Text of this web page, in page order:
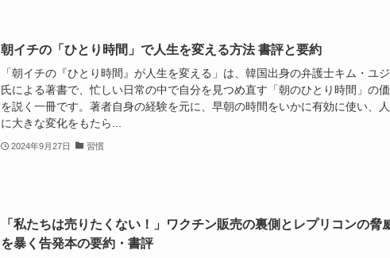
朝イチの「ひとり時間」で人生を変える方法 書評と要約
「朝イチの『ひとり時間』が人生を変える」は、韓国出身の弁護士キム・ユ
氏による著書で、忙しい日常の中で自分を見つめ直す「朝のひとり時間」の
を説く一冊です。著者自身の経験を元に、早朝の時間をいかに有効に使い、
に大きな変化をもたら...
2024年9月27日 習慣
「私たちは売りたくない！」ワクチン販売の裏側とレプリコンの脅
を暴く告発本の要約・書評